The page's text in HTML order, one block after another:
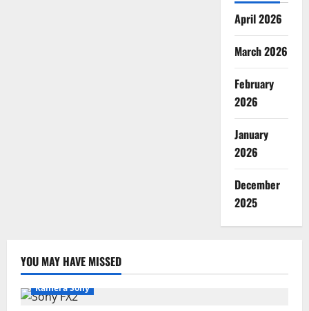
April 2026
March 2026
February
2026
January
2026
December
2025
YOU MAY HAVE MISSED
Kamera Sony